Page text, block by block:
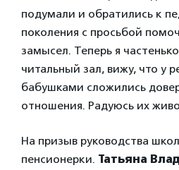
подумали и обратились к
поколения с просьбой
замысел. Теперь я
читальный зал, вижу, что у
бабушками сложились
отношения. Радуюсь их
На призыв руководства
пенсионерки. Татьяна